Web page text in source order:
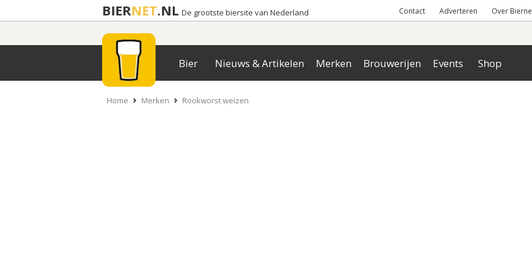
BIERNET.NL De grootste biersite van Nederland Contact Adverteren Over
Bier Nieuws & Artikelen Merken Brouwerijen Events Shop
Home Merken Rookworst weizen